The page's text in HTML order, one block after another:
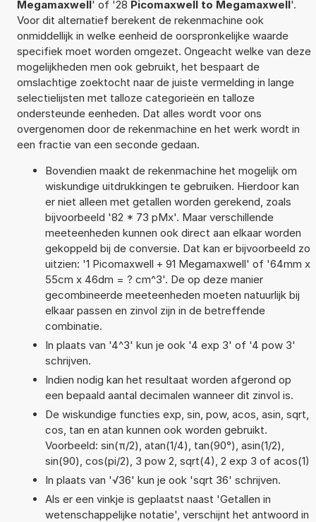
Megamaxwell' of '28 Picomaxwell to Megamaxwell'.
Voor dit alternatief berekent de rekenmachine ook
onmiddellijk in welke eenheid de oorspronkelijke waarde
specifiek moet worden omgezet. Ongeacht welke van deze
mogelijkheden men ook gebruikt, het bespaart de
omslachtige zoektocht naar de juiste vermelding in lange
selectielijsten met talloze categorieën en talloze
ondersteunde eenheden. Dat alles wordt voor ons
overgenomen door de rekenmachine en het werk wordt in
een fractie van een seconde gedaan.
Bovendien maakt de rekenmachine het mogelijk om
wiskundige uitdrukkingen te gebruiken. Hierdoor kan
er niet alleen met getallen worden gerekend, zoals
bijvoorbeeld '82 * 73 pMx'. Maar verschillende
meeteenheden kunnen ook direct aan elkaar worden
gekoppeld bij de conversie. Dat kan er bijvoorbeeld zo
uitzien: '1 Picomaxwell + 91 Megamaxwell' of '64mm x
55cm x 46dm = ? cm^3'. De op deze manier
gecombineerde meeteenheden moeten natuurlijk bij
elkaar passen en zinvol zijn in de betreffende
combinatie.
In plaats van '4^3' kun je ook '4 exp 3' of '4 pow 3'
schrijven.
Indien nodig kan het resultaat worden afgerond op
een bepaald aantal decimalen wanneer dit zinvol is.
De wiskundige functies exp, sin, pow, acos, asin, sqrt,
cos, tan en atan kunnen ook worden gebruikt.
Voorbeeld: sin(π/2), atan(1/4), tan(90°), asin(1/2),
sin(90), cos(pi/2), 3 pow 2, sqrt(4), 2 exp 3 of acos(1)
In plaats van '√36' kun je ook 'sqrt 36' schrijven.
Als er een vinkje is geplaatst naast 'Getallen in
wetenschappelijke notatie', verschijnt het antwoord in